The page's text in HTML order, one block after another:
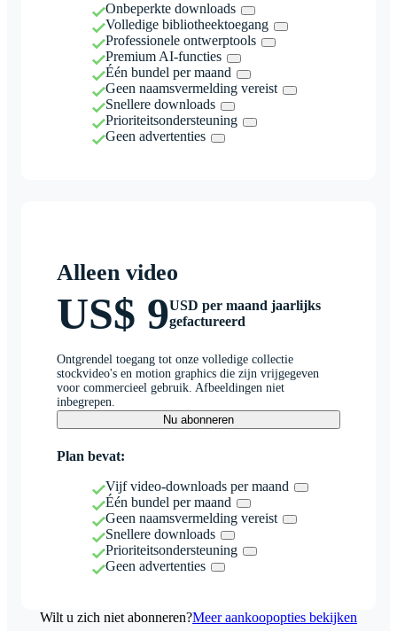
Onbeperkte downloads
Volledige bibliotheektoegang
Professionele ontwerptools
Premium AI-functies
Één bundel per maand
Geen naamsvermelding vereist
Snellere downloads
Prioriteitsondersteuning
Geen advertenties
Alleen video
US$ 9USD per maand jaarlijks
gefactureerd
Ontgrendel toegang tot onze volledige collectie
stockvideo's en motion graphics die zijn vrijgegeven
voor commercieel gebruik. Afbeeldingen niet
inbegrepen.
Nu abonneren
Plan bevat:
Vijf video-downloads per maand
Één bundel per maand
Geen naamsvermelding vereist
Snellere downloads
Prioriteitsondersteuning
Geen advertenties
Wilt u zich niet abonneren?Meer aankoopopties bekijken